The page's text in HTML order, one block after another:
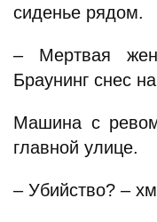
сиденье рядом.
– Мертвая
Браунинг снес
Машина с
главной улице.
– Убийство? –